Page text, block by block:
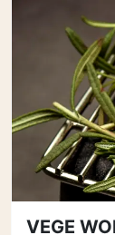
VEGE